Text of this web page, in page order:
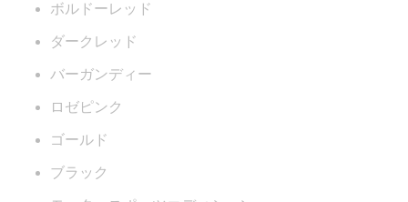
ボルドーレッド
ダークレッド
バーガンディー
ロゼピンク
ゴールド
ブラック